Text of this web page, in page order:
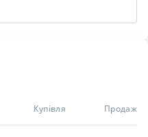
Купівля Продаж